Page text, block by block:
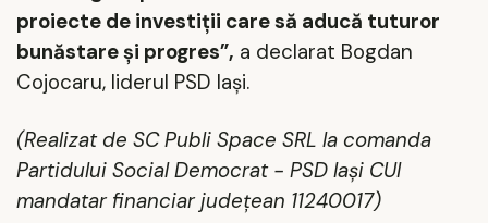
proiecte de investiții care să aducă tuturor
bunăstare și progres”, a declarat Bogdan
Cojocaru, liderul PSD Iași.
(Realizat de SC Publi Space SRL la comanda
Partidului Social Democrat - PSD Iași CUI
mandatar financiar județean 11240017)